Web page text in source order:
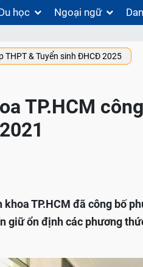
học Ngoại ngữ
THPT & Tuyển sinh ĐHCĐ 2025
TP.HCM
TP.HCM đã công bố
giữ ổn định các phương